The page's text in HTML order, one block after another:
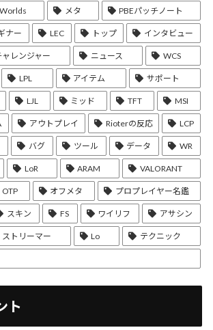
Worlds メタ PBEパッチノート
ナー LEC トップ インタビュー
ャレンジャー ニュース WCS
LPL アイテム サポート
LJL ミッド TFT MSI
アウトプレイ Rioterの反応 LCP
バグ ツール データ WR
LoR ARAM VALORANT
OTP オフメタ プロプレイヤー名鑑
スキン FS ワイリフ アサシン
ストリーマー Lo テクニック
ト